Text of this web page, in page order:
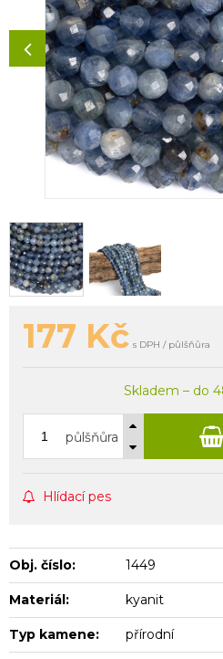
177 Kč s DPH / půlšňůra
Skladem – do
půlšňůra
Hlídací pes
Obj. číslo: 1449
Materiál: kyanit
Typ kamene: přírodní